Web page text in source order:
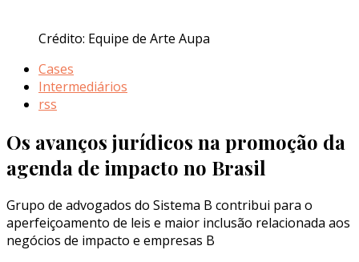
Crédito: Equipe de Arte Aupa
Cases
Intermediários
rss
Os avanços jurídicos na promoção da
agenda de impacto no Brasil
Grupo de advogados do Sistema B contribui para o
aperfeiçoamento de leis e maior inclusão relacionada aos
negócios de impacto e empresas B